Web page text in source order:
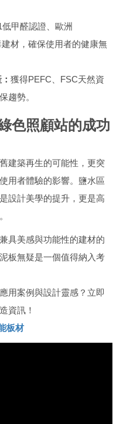
甲醛認證、歐洲
材，確保使用者的健康無
獲得PEFC、FSC天然資
趨勢。
色照顧站的成功
建築再生的可能性，更突
用者體驗的影響。鹽水區
設計美學的提升，更是高
具美感與功能性的建材的
板無疑是一個值得納入考
用案例與設計靈感？立即
資訊！
板材